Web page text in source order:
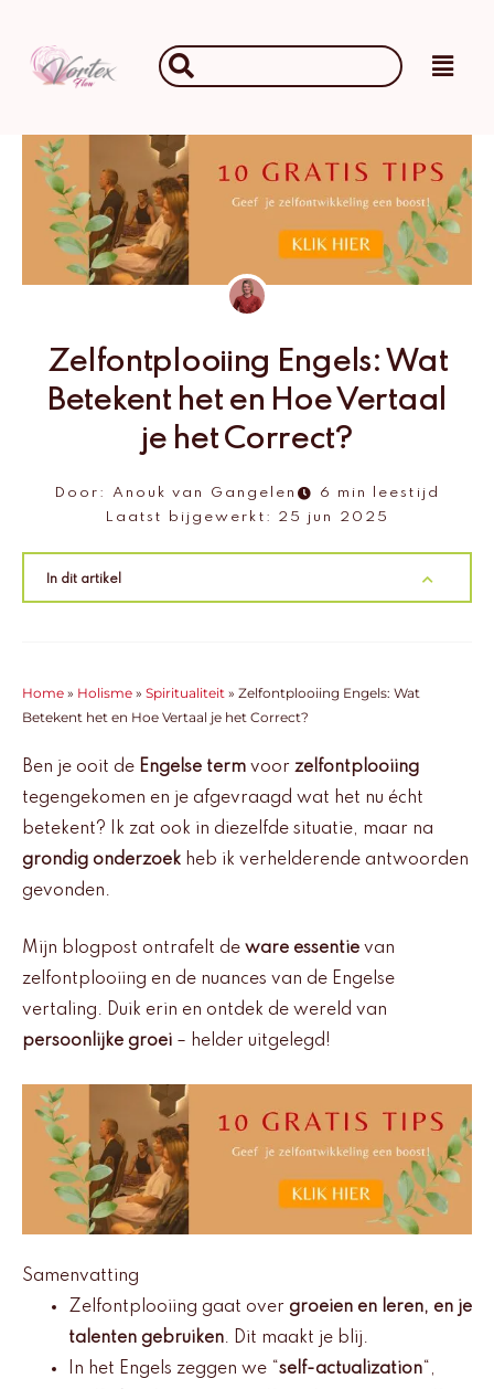
inhoud
Main
Menu
Search
...
Zelfontplooiing Engels: Wat
Betekent het en Hoe Vertaal
je het Correct?
Door: Anouk van Gangelen
6 min leestijd
Laatst bijgewerkt:
25 jun 2025
In dit artikel
Home » Holisme » Spiritualiteit » Zelfontplooiing Engels: Wat
Betekent het en Hoe Vertaal je het Correct?
Ben je ooit de Engelse term voor zelfontplooiing
tegengekomen en je afgevraagd wat het nu écht
betekent? Ik zat ook in diezelfde situatie, maar na
grondig onderzoek heb ik verhelderende antwoorden
gevonden.
Mijn blogpost ontrafelt de ware essentie van
zelfontplooiing en de nuances van de Engelse
vertaling. Duik erin en ontdek de wereld van
persoonlijke groei – helder uitgelegd!
Samenvatting
Zelfontplooiing gaat over groeien en leren, en je
talenten gebruiken. Dit maakt je blij.
In het Engels zeggen we “ self-actualization “,